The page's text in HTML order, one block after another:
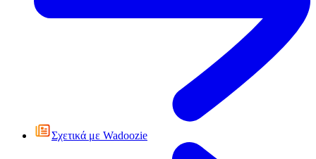
Σχετικά με Wadoozie